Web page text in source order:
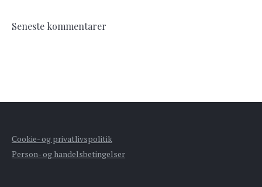
Seneste kommentarer
Cookie- og privatlivspolitik
Person- og handelsbetingelser